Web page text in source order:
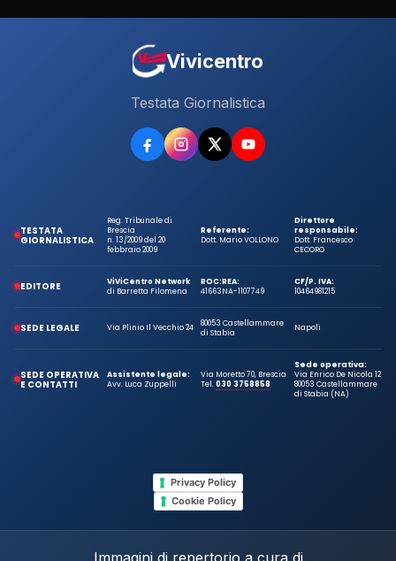
Vivicentro
Testata Giornalistica
TESTATA
GIORNALISTICA
Reg. Tribunale di
Brescia
n. 13/2009 del 20
febbraio 2009
Referente:
Dott. Mario VOLLONO
Direttore
responsabile:
Dott. Francesco
CECORO
EDITORE
ViViCentro Network
di Barretta Filomena
ROC:
41663
REA:
NA-1107749
CF/P. IVA:
10464981215
SEDE LEGALE Via Plinio Il Vecchio 24
80053 Castellammare
di Stabia
Napoli
SEDE OPERATIVA
E CONTATTI
Assistente legale:
Avv. Luca Zuppelli
Via Moretto 70, Brescia
Tel.030 3758858
Sede operativa:
Via Enrico De Nicola 12
80053 Castellammare
di Stabia (NA)
Privacy Policy
Cookie Policy
Immagini di repertorio a cura di